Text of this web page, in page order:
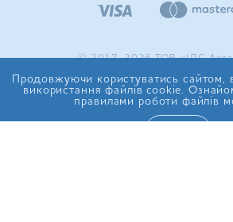
© 2017-2026 ТОВ «ІДС Аква
Продовжуючи користуватись сайтом,
використання файлів cookie.
правилами роботи файлів